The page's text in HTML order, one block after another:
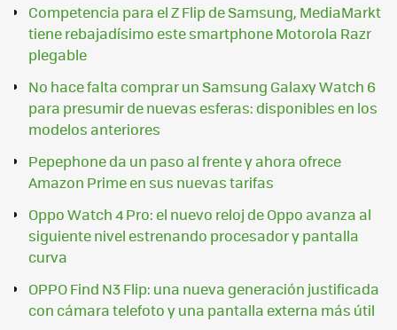
Competencia para el Z Flip de Samsung, MediaMarkt
tiene rebajadísimo este smartphone Motorola Razr
plegable
No hace falta comprar un Samsung Galaxy Watch 6
para presumir de nuevas esferas: disponibles en los
modelos anteriores
Pepephone da un paso al frente y ahora ofrece
Amazon Prime en sus nuevas tarifas
Oppo Watch 4 Pro: el nuevo reloj de Oppo avanza al
siguiente nivel estrenando procesador y pantalla
curva
OPPO Find N3 Flip: una nueva generación justificada
con cámara telefoto y una pantalla externa más útil